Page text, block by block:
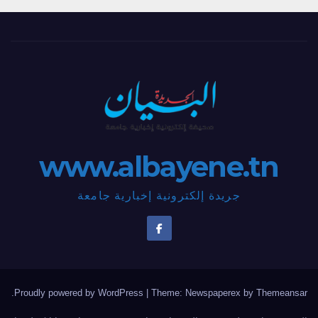
www.albayene.tn
جريدة إلكترونية إخبارية جامعة
Proudly powered by WordPress Theme: Newspaperex by Themeansar